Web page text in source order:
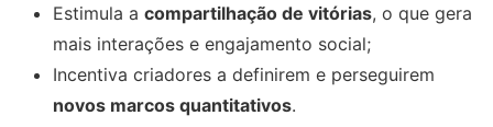
Estimula a compartilhação de vitórias, o que gera
mais interações e engajamento social;
Incentiva criadores a definirem e perseguirem
novos marcos quantitativos.